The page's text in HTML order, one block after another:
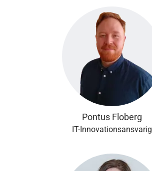
Pontus Floberg
IT-Innovationsansvarig